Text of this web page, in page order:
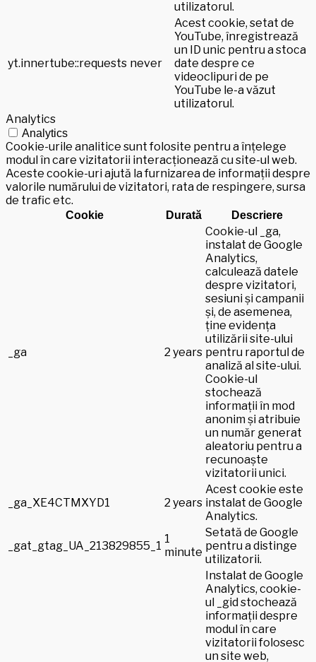
utilizatorul.
yt.innertube::requests never
Acest cookie, setat de
YouTube, înregistrează
un ID unic pentru a stoca
date despre ce
videoclipuri de pe
YouTube le-a văzut
utilizatorul.
Analytics
Analytics
Cookie-urile analitice sunt folosite pentru a înțelege
modul în care vizitatorii interacționează cu site-ul web.
Aceste cookie-uri ajută la furnizarea de informații despre
valorile numărului de vizitatori, rata de respingere, sursa
de trafic etc.
Cookie Durată Descriere
_ga 2 years
Cookie-ul _ga,
instalat de Google
Analytics,
calculează datele
despre vizitatori,
sesiuni și campanii
și, de asemenea,
ține evidența
utilizării site-ului
pentru raportul de
analiză al site-ului.
Cookie-ul
stochează
informații în mod
anonim și atribuie
un număr generat
aleatoriu pentru a
recunoaște
vizitatorii unici.
_ga_XE4CTMXYD1 2 years
Acest cookie este
instalat de Google
Analytics.
_gat_gtag_UA_213829855_1
1
minute
Setată de Google
pentru a distinge
utilizatorii.
Instalat de Google
Analytics, cookie-
ul _gid stochează
informații despre
modul în care
vizitatorii folosesc
un site web,